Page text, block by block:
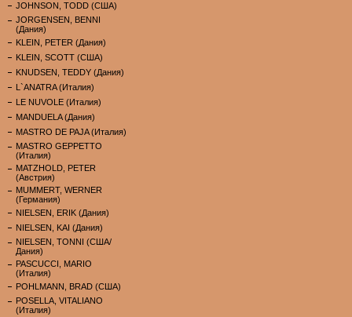
JOHNSON, TODD (США)
JORGENSEN, BENNI
(Дания)
KLEIN, PETER (Дания)
KLEIN, SCOTT (США)
KNUDSEN, TEDDY (Дания)
L`ANATRA (Италия)
LE NUVOLE (Италия)
MANDUELA (Дания)
MASTRO DE PAJA (Италия)
MASTRO GEPPETTO
(Италия)
MATZHOLD, PETER
(Австрия)
MUMMERT, WERNER
(Германия)
NIELSEN, ERIK (Дания)
NIELSEN, KAI (Дания)
NIELSEN, TONNI (США/
Дания)
PASCUCCI, MARIO
(Италия)
POHLMANN, BRAD (США)
POSELLA, VITALIANO
(Италия)